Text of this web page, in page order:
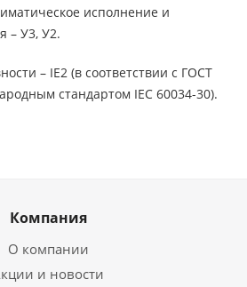
исполнение и
– У3, У2.
– IE2 (в соответствии с ГОСТ
стандартом IEC 60034-30).
Компания
О компании
и новости